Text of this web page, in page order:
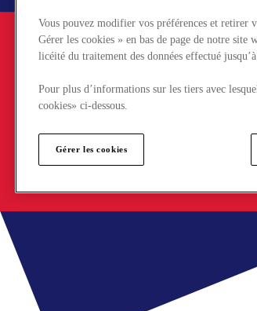
Vous pouvez modifier vos préférences et retirer
Gérer les cookies » en bas de page de notre site
licéité du traitement des données effectué
Pour plus d’informations sur les tiers avec
cookies» ci-dessous.
Gérer les cookies